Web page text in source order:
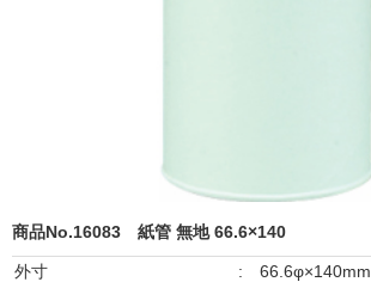
商品No.16083 紙管 無地 66.6×140
外寸 :
66.6φ×140mm